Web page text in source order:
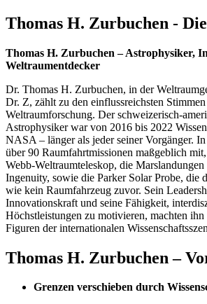
Thomas H. Zurbuchen -
Thomas H. Zurbuchen – Astrophysiker,
Weltraumentdecker
Dr. Thomas H. Zurbuchen, in der
Dr. Z, zählt zu den einflussreichsten
Weltraumforschung. Der schweizerisch-
Astrophysiker war von 2016 bis 2022
NASA – länger als jeder seiner Vorgänger.
über 90 Raumfahrtmissionen maßgeblich
Webb-Weltraumteleskop, die Marslandungen
Ingenuity, sowie die Parker Solar Probe, die
wie kein Raumfahrzeug zuvor. Sein
Innovationskraft und seine Fähigkeit,
Höchstleistungen zu motivieren, machten ihn
Figuren der internationalen
Thomas H. Zurbuchen –
Grenzen verschieben durch